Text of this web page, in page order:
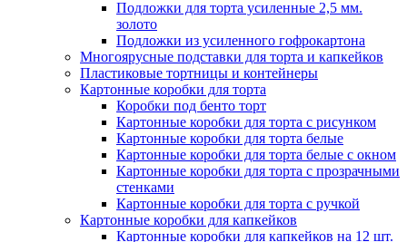
Подложки для торта усиленные 2,5 мм.
золото
Подложки из усиленного гофрокартона
Многоярусные подставки для торта и капкейков
Пластиковые тортницы и контейнеры
Картонные коробки для торта
Коробки под бенто торт
Картонные коробки для торта с рисунком
Картонные коробки для торта белые
Картонные коробки для торта белые с окном
Картонные коробки для торта с прозрачными
стенками
Картонные коробки для торта с ручкой
Картонные коробки для капкейков
Картонные коробки для капкейков на 12 шт.